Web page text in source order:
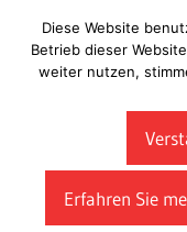
Inhalt
springen
Diese Website
Betrieb dieser
weiter nutzen,
Erfahren Sie